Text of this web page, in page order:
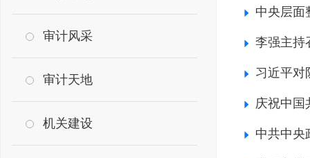
审计风采
审计天地
机关建设
中央层面
李强主持
习近平对
庆祝中国
中共中央